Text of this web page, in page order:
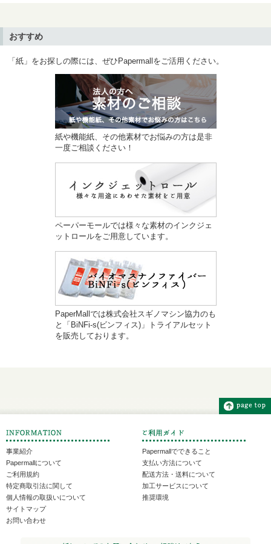
おすすめ
「紙」をお探しの際には、ぜひPapermallをご活用ください。
紙や機能紙、その他素材でお悩みの方は是非
一度ご相談ください！
ペーパーモールでは様々な素材のインクジェ
ットロールをご用意しています。
PaperMallでは株式会社スギノマシン協力のも
と「BiNFi-s(ビンフィス)」トライアルセット
を販売しております。
事業紹介
Papermallについて
ご利用規約
特定商取引法に関して
個人情報の取扱いについて
サイトマップ
お問い合わせ
Papermallでできること
支払い方法について
配送方法・送料について
加工サービスについて
推奨環境